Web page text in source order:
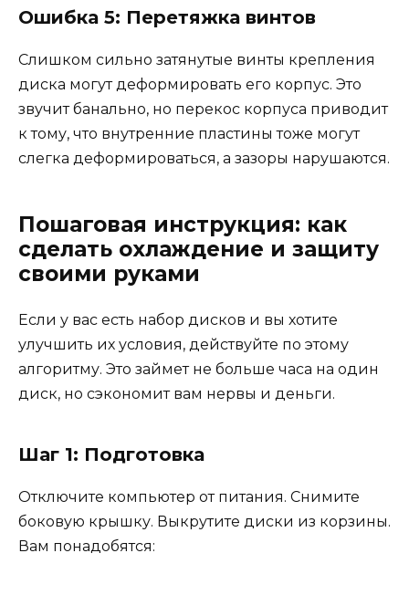
Ошибка 5: Перетяжка винтов
Слишком сильно затянутые винты крепления
диска могут деформировать его корпус. Это
звучит банально, но перекос корпуса приводит
к тому, что внутренние пластины тоже могут
слегка деформироваться, а зазоры нарушаются.
Пошаговая инструкция: как
сделать охлаждение и защиту
своими руками
Если у вас есть набор дисков и вы хотите
улучшить их условия, действуйте по этому
алгоритму. Это займет не больше часа на один
диск, но сэкономит вам нервы и деньги.
Шаг 1: Подготовка
Отключите компьютер от питания. Снимите
боковую крышку. Выкрутите диски из корзины.
Вам понадобятся: